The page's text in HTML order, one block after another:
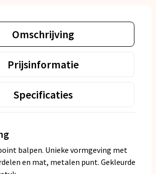
Omschrijving
Prijsinformatie
Specificaties
balpen. Unieke vormgeving met
en mat, metalen punt. Gekleurde